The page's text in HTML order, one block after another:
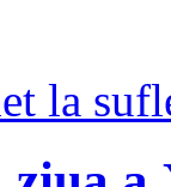
la